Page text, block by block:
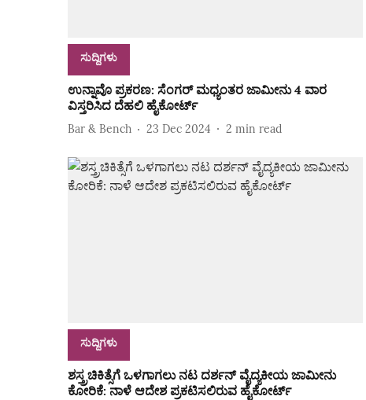
ಸುದ್ದಿಗಳು
ಉನ್ನಾವೊ ಪ್ರಕರಣ: ಸೆಂಗರ್ ಮಧ್ಯಂತರ ಜಾಮೀನು 4 ವಾರ
ವಿಸ್ತರಿಸಿದ ದೆಹಲಿ ಹೈಕೋರ್ಟ್
Bar & Bench 23 Dec 2024 2 min read
ಸುದ್ದಿಗಳು
ಶಸ್ತ್ರಚಿಕಿತ್ಸೆಗೆ ಒಳಗಾಗಲು ನಟ ದರ್ಶನ್‌ ವೈದ್ಯಕೀಯ ಜಾಮೀನು
ಕೋರಿಕೆ: ನಾಳೆ ಆದೇಶ ಪ್ರಕಟಿಸಲಿರುವ ಹೈಕೋರ್ಟ್‌